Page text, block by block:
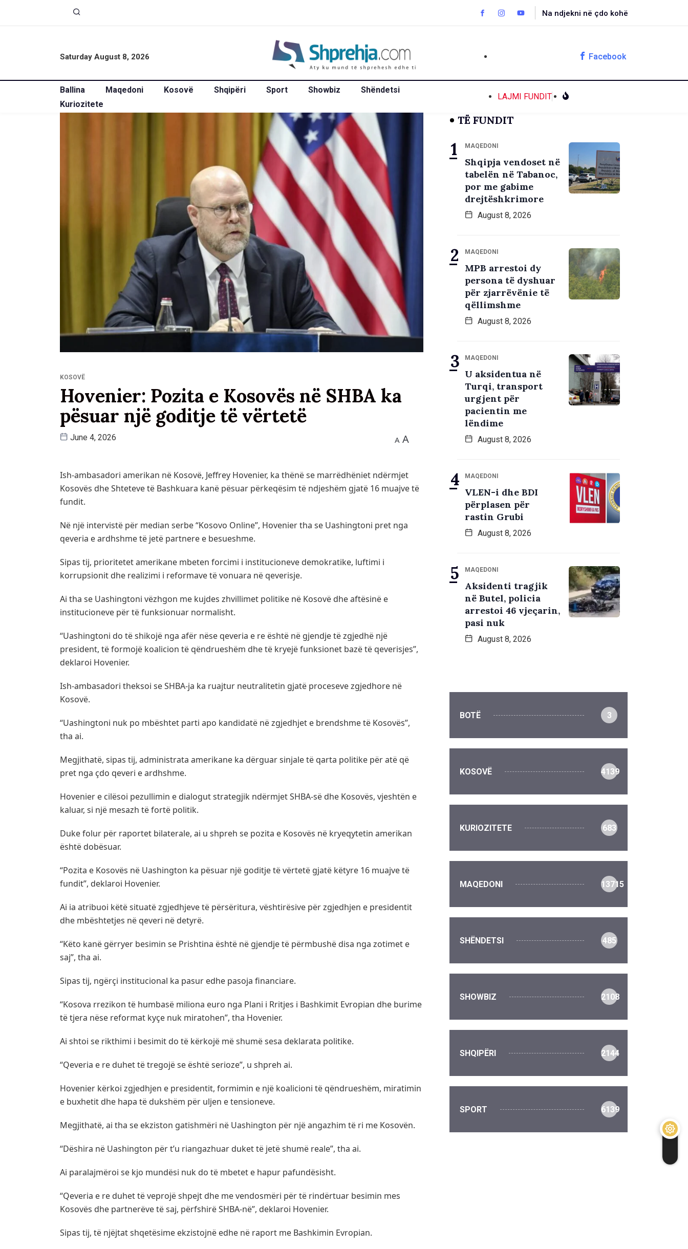
Na ndjekni në çdo kohë
Saturday August 8, 2026 Facebook
Ballina Maqedoni Kosovë Shqipëri Sport Showbiz
Shëndetsi
Kuriozitete
LAJMI FUNDIT
KOSOVË
Hovenier: Pozita e Kosovës në SHBA ka
pësuar një goditje të vërtetë
June 4, 2026 A A
Ish-ambasadori amerikan në Kosovë, Jeffrey Hovenier, ka thënë se marrëdhëniet ndërmjet
Kosovës dhe Shteteve të Bashkuara kanë pësuar përkeqësim të ndjeshëm gjatë 16 muajve të
fundit.
Në një intervistë për median serbe “Kosovo Online”, Hovenier tha se Uashingtoni pret nga
qeveria e ardhshme të jetë partnere e besueshme.
Sipas tij, prioritetet amerikane mbeten forcimi i institucioneve demokratike, luftimi i
korrupsionit dhe realizimi i reformave të vonuara në qeverisje.
Ai tha se Uashingtoni vëzhgon me kujdes zhvillimet politike në Kosovë dhe aftësinë e
institucioneve për të funksionuar normalisht.
“Uashingtoni do të shikojë nga afër nëse qeveria e re është në gjendje të zgjedhë një
president, të formojë koalicion të qëndrueshëm dhe të kryejë funksionet bazë të qeverisjes”,
deklaroi Hovenier.
Ish-ambasadori theksoi se SHBA-ja ka ruajtur neutralitetin gjatë proceseve zgjedhore në
Kosovë.
“Uashingtoni nuk po mbështet parti apo kandidatë në zgjedhjet e brendshme të Kosovës”,
tha ai.
Megjithatë, sipas tij, administrata amerikane ka dërguar sinjale të qarta politike për atë që
pret nga çdo qeveri e ardhshme.
Hovenier e cilësoi pezullimin e dialogut strategjik ndërmjet SHBA-së dhe Kosovës, vjeshtën e
kaluar, si një mesazh të fortë politik.
Duke folur për raportet bilaterale, ai u shpreh se pozita e Kosovës në kryeqytetin amerikan
është dobësuar.
“Pozita e Kosovës në Uashington ka pësuar një goditje të vërtetë gjatë këtyre 16 muajve të
fundit”, deklaroi Hovenier.
Ai ia atribuoi këtë situatë zgjedhjeve të përsëritura, vështirësive për zgjedhjen e presidentit
dhe mbështetjes në qeveri në detyrë.
“Këto kanë gërryer besimin se Prishtina është në gjendje të përmbushë disa nga zotimet e
saj”, tha ai.
Sipas tij, ngërçi institucional ka pasur edhe pasoja financiare.
“Kosova rrezikon të humbasë miliona euro nga Plani i Rritjes i Bashkimit Evropian dhe burime
të tjera nëse reformat kyçe nuk miratohen”, tha Hovenier.
Ai shtoi se rikthimi i besimit do të kërkojë më shumë sesa deklarata politike.
“Qeveria e re duhet të tregojë se është serioze”, u shpreh ai.
Hovenier kërkoi zgjedhjen e presidentit, formimin e një koalicioni të qëndrueshëm, miratimin
e buxhetit dhe hapa të dukshëm për uljen e tensioneve.
Megjithatë, ai tha se ekziston gatishmëri në Uashington për një angazhim të ri me Kosovën.
“Dëshira në Uashington për t’u riangazhuar duket të jetë shumë reale”, tha ai.
Ai paralajmëroi se kjo mundësi nuk do të mbetet e hapur pafundësisht.
“Qeveria e re duhet të veprojë shpejt dhe me vendosmëri për të rindërtuar besimin mes
Kosovës dhe partnerëve të saj, përfshirë SHBA-në”, deklaroi Hovenier.
Sipas tij, të njëjtat shqetësime ekzistojnë edhe në raport me Bashkimin Evropian.
TË FUNDIT
MAQEDONI
Shqipja vendoset në
tabelën në Tabanoc,
por me gabime
drejtëshkrimore
August 8, 2026
MAQEDONI
MPB arrestoi dy
persona të dyshuar
për zjarrëvënie të
qëllimshme
August 8, 2026
MAQEDONI
U aksidentua në
Turqi, transport
urgjent për
pacientin me
lëndime
August 8, 2026
MAQEDONI
VLEN-i dhe BDI
përplasen për
rastin Grubi
August 8, 2026
MAQEDONI
Aksidenti tragjik
në Butel, policia
arrestoi 46 vjeçarin,
pasi nuk
August 8, 2026
BOTË 3
KOSOVË 4139
KURIOZITETE 683
MAQEDONI 13715
SHËNDETSI 485
SHOWBIZ 2108
SHQIPËRI 2144
SPORT 6139